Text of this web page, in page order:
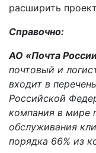
расширить
Справочно:
АО «Почта
почтовый и
входит в
Российской
компания в мире
обслуживания
порядка 66% из